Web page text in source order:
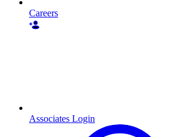
Careers
Associates Login